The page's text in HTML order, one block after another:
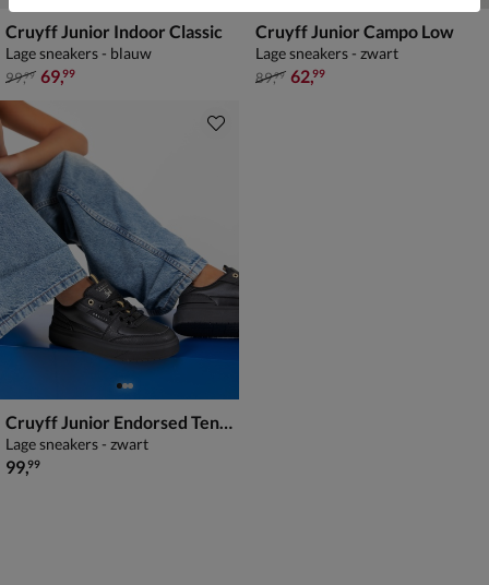
Cruyff Junior Indoor Classic
Lage sneakers - blauw
van € 99,99 voor € 69,99
99,99 69,99
Cruyff Junior Campo Low
Lage sneakers - zwart
van € 89,99 voor € 62,99
89,99 62,99
Cruyff Junior Endorsed Tennis
Lage sneakers - zwart
€ 99,99
99,99